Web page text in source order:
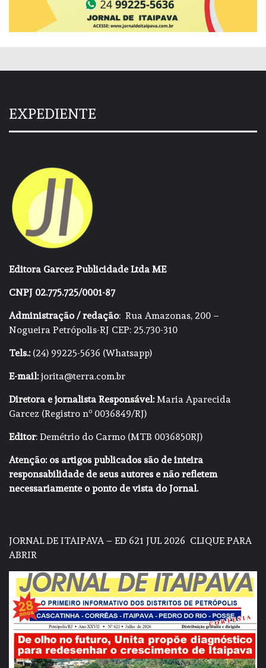
EXPEDIENTE
Editora Garcez Publicidade Ltda ME
CNPJ 02.775.725/0001-87
Administração / redação: Rua Amazonas, 200 –
Nogueira Petrópolis-RJ CEP: 25.730-310
Tels.:(24) 99225-5636 (Whatsapp)
E-mail:jorita@terra.com.br
Diretora e jornalista Responsável:Maria Aparecida
Garcez (Registro nº 0036849/RJ)
Editor: Demétrio do Carmo (MTB 0036850RJ)
Atenção: os artigos publicados são de inteira
responsabilidade de seus autores e não refletem
necessariamente o ponto de vista do Jornal.
JORNAL DE ITAIPAVA – ED 621 JUL 2026 CLIQUE PARA
ABRIR